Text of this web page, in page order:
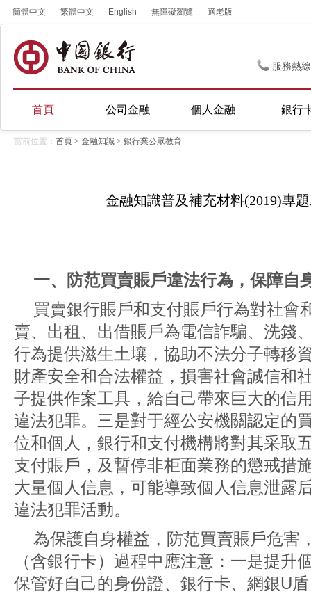
簡體中文 繁體中文 English 無障礙瀏覽 適老版
服務熱
首頁 公司金融 個人金融 銀行
當前位置： 首頁 > 金融知識 > 銀行業公眾教育
金融知識普及補充材料(2019)專
一、防范買賣賬戶違法行為，保障自
買賣銀行賬戶和支付賬戶行為對社會
賣、出租、出借賬戶為電信詐騙、洗錢
行為提供滋生土壤，協助不法分子轉移
財產安全和合法權益，損害社會誠信和
子提供作案工具，給自己帶來巨大的信
違法犯罪。三是對于經公安機關認定的
位和個人，銀行和支付機構將對其采取
支付賬戶，及暫停非柜面業務的懲戒措
大量個人信息，可能導致個人信息泄露
違法犯罪活動。
為保護自身權益，防范買賣賬戶危害
（含銀行卡）過程中應注意：一是提升
保管好自己的身份證、銀行卡、網銀U